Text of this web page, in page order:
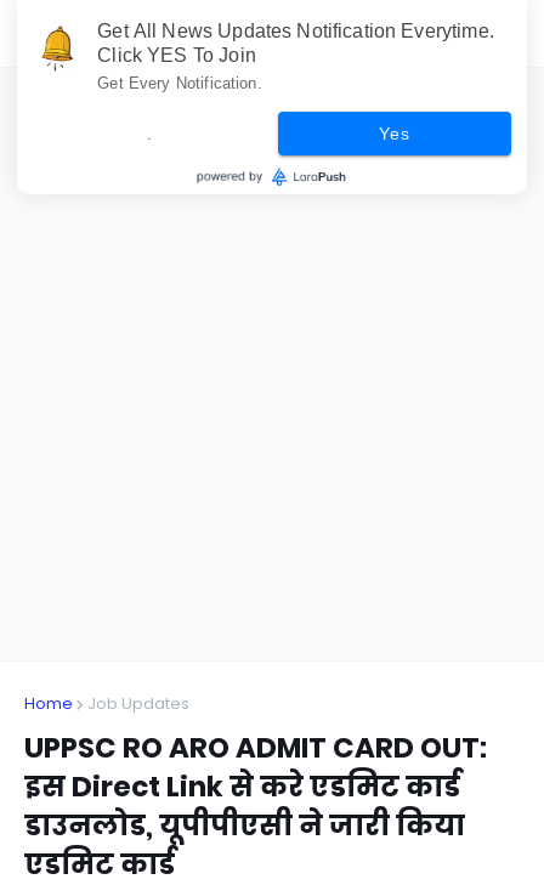
Home Job Updates
UPPSC RO ARO ADMIT CARD OUT:
इस Direct Link से करे एडमिट कार्ड
डाउनलोड, यूपीपीएसी ने जारी किया
एडमिट कार्ड
Get All News Updates Notification Everytime.
Click YES To Join
Get Every Notification.
Yes